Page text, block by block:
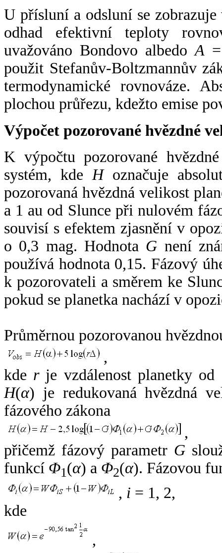
U přísluní a odsluní se
odhad efektivní teploty
uvažováno Bondovo albedoA
použit Stefanův-Boltzmannův
termodynamické rovnováze.
plochou průřezu, kdežto emise
Výpočet pozorované hvězdné
K výpočtu pozorované
systém, kde Hoznačuje
pozorovaná hvězdná velikost
a 1 au od Slunce při nulovém
souvisí s efektem zjasnění v
o 0,3 mag. Hodnota G není
používá hodnota 0,15. Fázový
k pozorovateli a směrem ke
pokud se planetka nachází v
Průměrnou pozorovanou
,
kde rje vzdálenost planetky od
H(α) je redukovaná hvězdná
fázového zákona
,
přičemž fázový parametr G
funkcí Φ1(α) a Φ2(α). Fázovou
, i = 1, 2,
kde
,